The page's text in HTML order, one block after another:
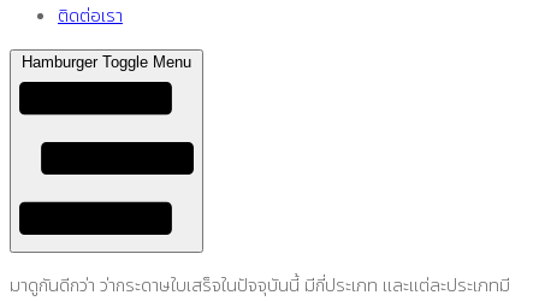
ติดต่อเรา
Hamburger Toggle Menu
มาดูกันดีกว่า ว่ากระดาษใบเสร็จในปัจจุบันนี้ มีกี่ประเภท และแต่ละประเภทมี